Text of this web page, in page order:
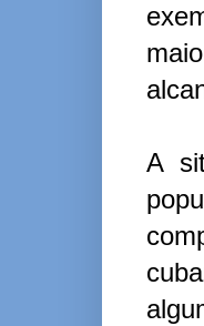
A